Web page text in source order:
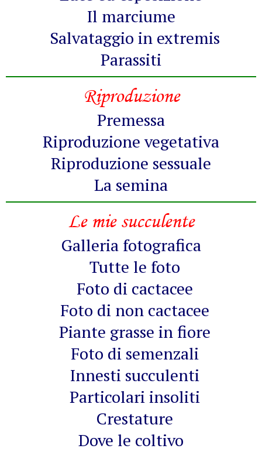
Il marciume
Salvataggio in extremis
Parassiti
Riproduzione
Premessa
Riproduzione vegetativa
Riproduzione sessuale
La semina
Le mie succulente
Galleria fotografica
Tutte le foto
Foto di cactacee
Foto di non cactacee
Piante grasse in fiore
Foto di semenzali
Innesti succulenti
Particolari insoliti
Crestature
Dove le coltivo